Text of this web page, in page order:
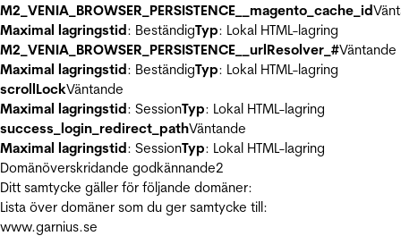
M2_VENIA_BROWSER_PERSISTENCE__magento_cache_id
Maximal lagringstid: BeständigTyp: Lokal HTML-lagring
M2_VENIA_BROWSER_PERSISTENCE__urlResolver_#Väntande
Maximal lagringstid: BeständigTyp: Lokal HTML-lagring
scrollLockVäntande
Maximal lagringstid: SessionTyp: Lokal HTML-lagring
success_login_redirect_pathVäntande
Maximal lagringstid: SessionTyp: Lokal HTML-lagring
Domänöverskridande godkännande2
Ditt samtycke gäller för följande domäner:
Lista över domäner som du ger samtycke till:
www.garnius.se